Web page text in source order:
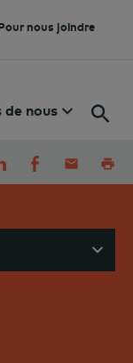
nous joindre
nous